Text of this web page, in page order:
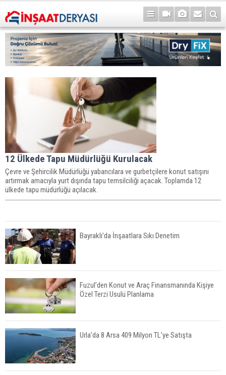
12 Ülkede Tapu Müdürlüğü Kurulacak
Çevre ve Şehircilik Müdürlüğü yabancılara ve gurbetçilere konut satışını
artırmak amacıyla yurt dışında tapu temsilciliği açacak. Toplamda 12
ülkede tapu müdürlüğü açılacak.
Bayraklı’da İnşaatlara Sıkı Denetim
Fuzul’den Konut ve Araç Finansmanında Kişiye
Özel Terzi Usulü Planlama
Urla’da 8 Arsa 409 Milyon TL’ye Satışta